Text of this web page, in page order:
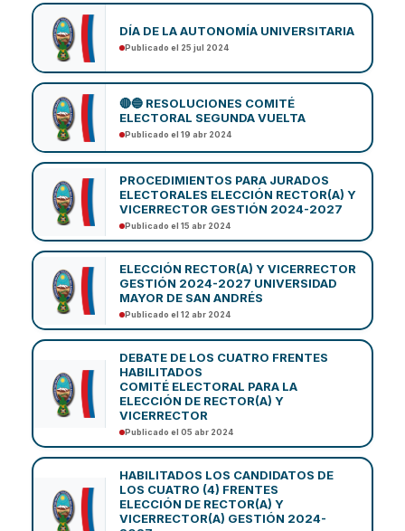
DÍA DE LA AUTONOMÍA UNIVERSITARIA
Publicado el 25 jul 2024
🔴🔵 RESOLUCIONES COMITÉ
ELECTORAL SEGUNDA VUELTA
Publicado el 19 abr 2024
PROCEDIMIENTOS PARA JURADOS
ELECTORALES ELECCIÓN RECTOR(A) Y
VICERRECTOR GESTIÓN 2024-2027
Publicado el 15 abr 2024
ELECCIÓN RECTOR(A) Y VICERRECTOR
GESTIÓN 2024-2027 UNIVERSIDAD
MAYOR DE SAN ANDRÉS
Publicado el 12 abr 2024
DEBATE DE LOS CUATRO FRENTES
HABILITADOS
COMITÉ ELECTORAL PARA LA
ELECCIÓN DE RECTOR(A) Y
VICERRECTOR
Publicado el 05 abr 2024
HABILITADOS LOS CANDIDATOS DE
LOS CUATRO (4) FRENTES
ELECCIÓN DE RECTOR(A) Y
VICERRECTOR(A) GESTIÓN 2024-